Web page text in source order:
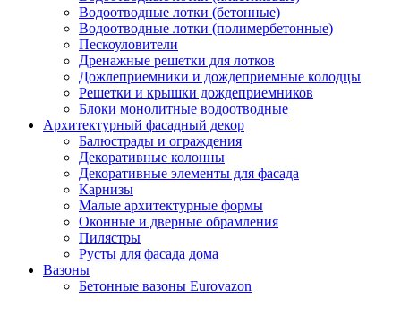
Водоотводные лотки (бетонные)
Водоотводные лотки (полимербетонные)
Пескоуловители
Дренажные решетки для лотков
Дожлеприемники и дождеприемные колодцы
Решетки и крышки дождеприемников
Блоки монолитные водоотводные
Архитектурный фасадный декор
Балюстрады и ограждения
Декоративные колонны
Декоративные элементы для фасада
Карнизы
Малые архитектурные формы
Оконные и дверные обрамления
Пилястры
Русты для фасада дома
Вазоны
Бетонные вазоны Eurovazon